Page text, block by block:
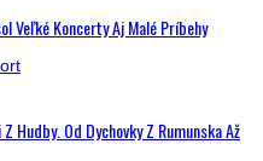
Veľké Koncerty Aj Malé Príbehy
Hudby. Od Dychovky Z Rumunska Až